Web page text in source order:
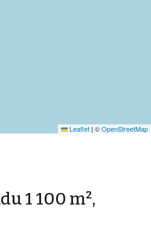
Leaflet | ©OpenStreetMap
1 100 m²,